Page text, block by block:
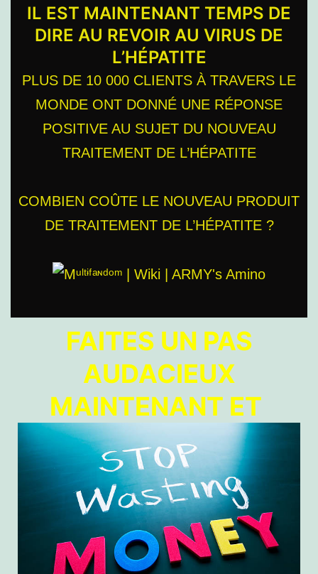
IL EST MAINTENANT TEMPS DE
DIRE AU REVOIR AU VIRUS DE
L’HÉPATITE
PLUS DE 10 000 CLIENTS À TRAVERS LE
MONDE ONT DONNÉ UNE RÉPONSE
POSITIVE AU SUJET DU NOUVEAU
TRAITEMENT DE L’HÉPATITE
COMBIEN COÛTE LE NOUVEAU PRODUIT
DE TRAITEMENT DE L’HÉPATITE ?
FAITES UN PAS
AUDACIEUX
MAINTENANT ET